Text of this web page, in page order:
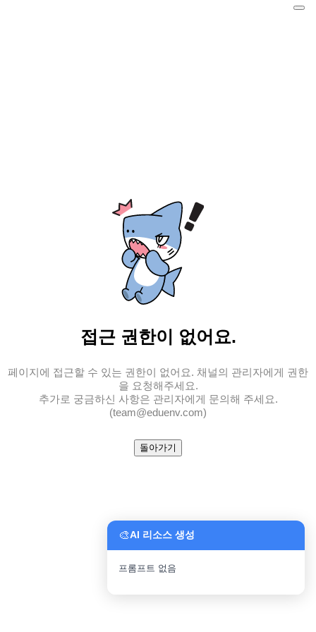
🎨AI 리소스 생성
프롬프트 없음
접근 권한이 없어요.
페이지에 접근할 수 있는 권한이 없어요. 채널의 관리자에게 권한
을 요청해주세요.
추가로 궁금하신 사항은 관리자에게 문의해 주세요.
(team@eduenv.com)
돌아가기